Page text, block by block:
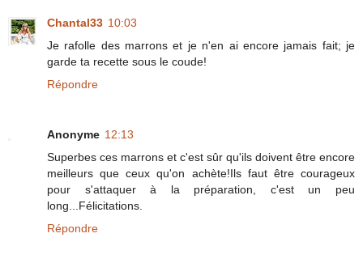
Chantal33 10:03
Je rafolle des marrons et je n'en ai encore jamais fait; je
garde ta recette sous le coude!
Répondre
Anonyme 12:13
Superbes ces marrons et c'est sûr qu'ils doivent être encore
meilleurs que ceux qu'on achète!Ils faut être courageux
pour s'attaquer à la préparation, c'est un peu
long...Félicitations.
Répondre